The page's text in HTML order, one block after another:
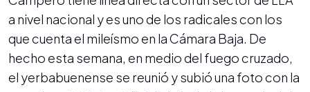
a nivel nacional y es uno de los radicales con los
que cuenta el mileísmo en la Cámara Baja. De
hecho esta semana, en medio del fuego cruzado,
el yerbabuenense se reunió y subió una foto con la